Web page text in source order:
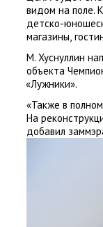
видом на поле.
детско-
магазины,
М. Хуснуллин
объекта
«Лужники».
«Также в
На
добавил